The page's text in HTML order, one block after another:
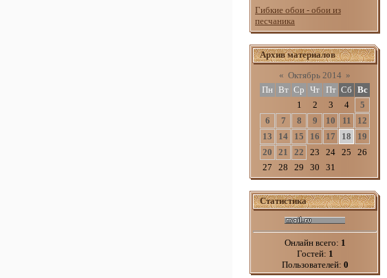
Гибкие обои - обои из
песчаника
Архив материалов
« Октябрь 2014 »
Пн Вт Ср Чт Пт Сб Вс
1
2 3 4
5
6
7 8 9 10 11
12
13
14 15 16 17 18
19
20
21 22 23 24 25
26
27
28 29 30 31
Статистика
Онлайн всего: 1
Гостей: 1
Пользователей: 0